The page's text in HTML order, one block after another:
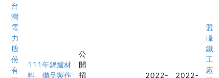
台
灣
電
力
股
份
有
111年鍋爐材
料、備品製作
公
開
招
2022-
2022-
盟
峰
鐵
工
廠